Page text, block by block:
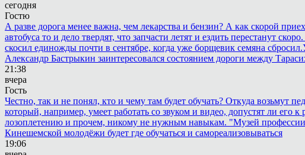
сегодня
Гостю
А разве дорога менее важна, чем лекарства и бензин? А как скорой
автобуса то и дело твердят, что запчасти летят и ездить перестанут
скосил единожды почти в сентябре, когда уже борщевик семяна
Александр Бастрыкин заинтересовался состоянием дороги между
21:38
вчера
Гость
Честно, так и не понял, кто и чему там будет обучать? Откуда возьмут
который, например, умеет работать со звуком и видео, допустят ли его
лозоплетению и прочем, никому не нужным навыкам. "Музей
Кинешемской молодёжи будет где обучаться и самореализовываться
19:06